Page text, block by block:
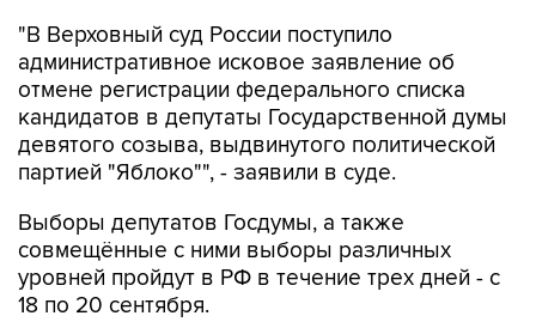
"В Верховный суд России поступило
административное исковое заявление об
отмене регистрации федерального списка
кандидатов в депутаты Государственной думы
девятого созыва, выдвинутого политической
партией "Яблоко"", - заявили в суде.
Выборы депутатов Госдумы, а также
совмещённые с ними выборы различных
уровней пройдут в РФ в течение трех дней - с
18 по 20 сентября.